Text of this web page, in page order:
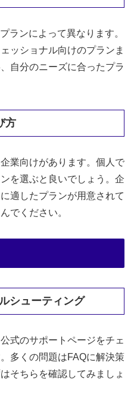
ランによって異なります。
ッショナル向けのプランま
自分のニーズに合ったプラ
方
業向けがあります。個人で
を選ぶと良いでしょう。企
適したプランが用意されて
でください。
シューティング
式のサポートページをチェ
多くの問題はFAQに解決策
そちらを確認してみましょ